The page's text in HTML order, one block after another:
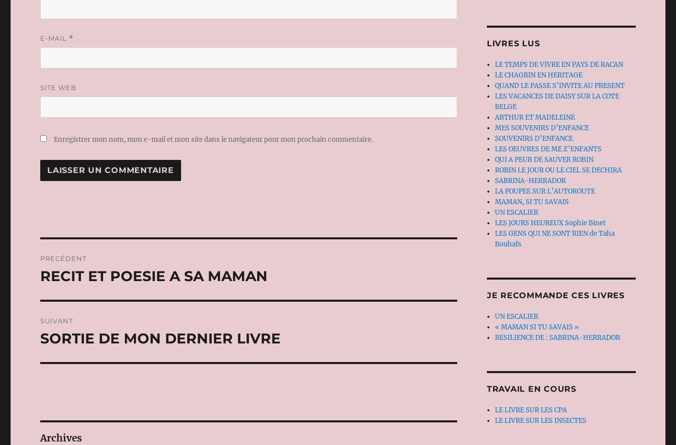
E-MAIL *
SITE WEB
Enregistrer mon nom, mon e-mail et mon site dans le navigateur pour mon prochain commentaire.
de
PRÉCÉDENT
Publication
RECIT ET POESIE A SA MAMAN
SUIVANT
Publication
SORTIE DE MON DERNIER LIVRE
Archives
LIVRES LUS
LE TEMPS DE VIVRE EN PAYS DE RACAN
LE CHAGRIN EN HERITAGE
QUAND LE PASSE S’INVITE AU PRESENT
LES VACANCES DE DAISY SUR LA COTE
BELGE
ARTHUR ET MADELEINE
MES SOUVENIRS D’ENFANCE
SOUVENIRS D’ENFANCE
LES OEUVRES DE ME Z’ENFANTS
QUI A PEUR DE SAUVER ROBIN
ROBIN LE JOUR OU LE CIEL SE DECHIRA
SABRINA-HERRADOR
LA POUPEE SUR L’AUTOROUTE
MAMAN, SI TU SAVAIS
UN ESCALIER
LES JOURS HEUREUX Sophie Binet
LES GENS QUI NE SONT RIEN de Taha
Bouhafs
JE RECOMMANDE CES LIVRES
UN ESCALIER
« MAMAN SI TU SAVAIS »
RESILIENCE DE : SABRINA-HERRADOR
TRAVAIL EN COURS
LE LIVRE SUR LES CPA
LE LIVRE SUR LES INSECTES